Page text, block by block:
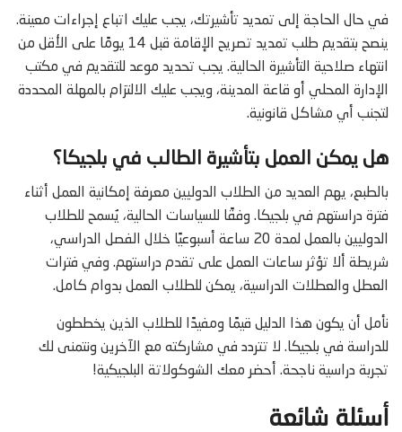
في حال الحاجة إلى تمديد تأشيرتك، يجب عليك اتباع إجراءات معينة.
ينصح بتقديم طلب تمديد تصريح الإقامة قبل 14 يومًا على الأقل من
انتهاء صلاحية التأشيرة الحالية. يجب تحديد موعد للتقديم في مكتب
الإدارة المحلي أو قاعة المدينة، ويجب عليك الالتزام بالمهلة المحددة
لتجنب أي مشاكل قانونية.
هل يمكن العمل بتأشيرة الطالب في بلجيكا؟
بالطبع، يهم العديد من الطلاب الدوليين معرفة إمكانية العمل أثناء
فترة دراستهم في بلجيكا. وفقًا للسياسات الحالية، يُسمح للطلاب
الدوليين بالعمل لمدة 20 ساعة أسبوعيًا خلال الفصل الدراسي،
شريطة ألا تؤثر ساعات العمل على تقدم دراستهم. وفي فترات
العطل والعطلات الدراسية، يمكن للطلاب العمل بدوام كامل.
نأمل أن يكون هذا الدليل قيمًا ومفيدًا للطلاب الذين يخططون
للدراسة في بلجيكا. لا تتردد في مشاركته مع الآخرين ونتمنى لك
تجربة دراسية ناجحة. أحضر معك الشوكولاتة البلجيكية!
أسئلة شائعة